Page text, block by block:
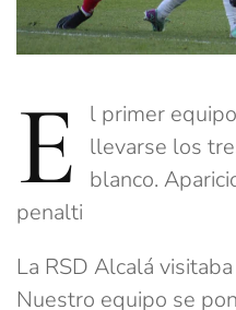
E
l primer
llevarse los
blanco.
penalti
La RSD Alcalá
Nuestro equipo se